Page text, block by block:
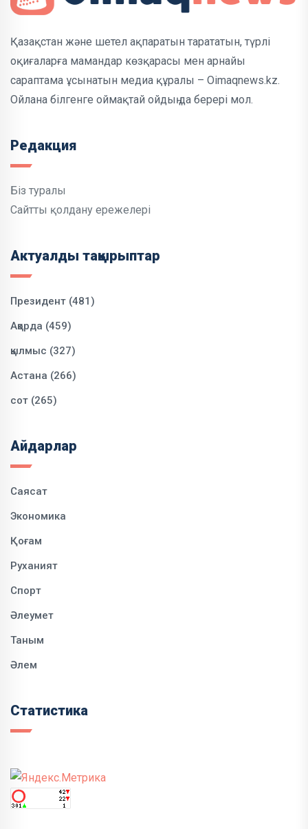
Қазақстан және шетел ақпаратын тарататын, түрлі
оқиғаларға мамандар көзқарасы мен арнайы
сараптама ұсынатын медиа құралы – Oimaqnews.kz.
Ойлана білгенге оймақтай ойдың да берері мол.
Редакция
Біз туралы
Сайтты қолдану ережелері
Актуалды тақырыптар
Президент (481)
Ақорда (459)
қылмыс (327)
Астана (266)
сот (265)
Айдарлар
Саясат
Экономика
Қоғам
Руханият
Спорт
Әлеумет
Таным
Әлем
Статистика